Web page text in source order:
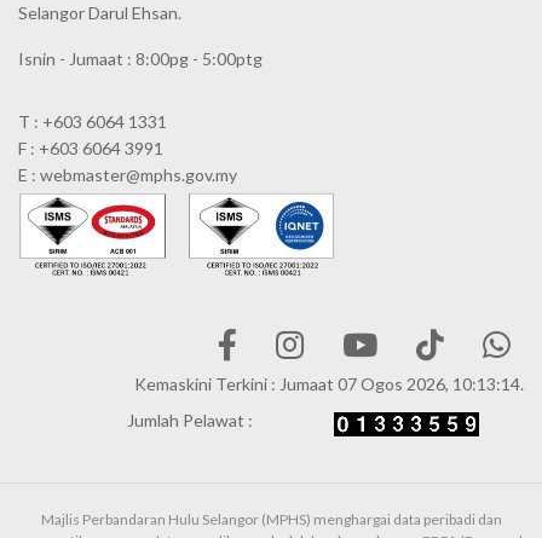
Selangor Darul Ehsan.
Isnin - Jumaat : 8:00pg - 5:00ptg
T : +603 6064 1331
F : +603 6064 3991
E : webmaster@mphs.gov.my
Kemaskini Terkini : Jumaat 07 Ogos 2026, 10:13:14.
Jumlah Pelawat :
Majlis Perbandaran Hulu Selangor (MPHS) menghargai data peribadi dan